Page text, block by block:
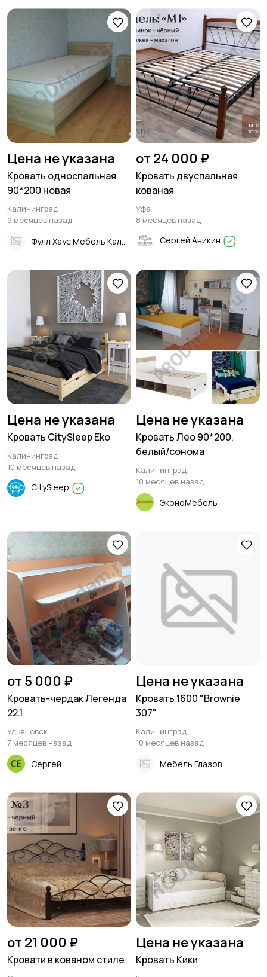
Цена не указана
Кровать односпальная
90*200 новая
Калининград
9 месяцев назад
от 24 000 ₽
Кровать двуспальная
кованая
Уфа
8 месяцев назад
Сергей Аникин
Цена не указана
Кровать CitySleep Eko
Калининград
10 месяцев назад
CitySleep
Цена не указана
Кровать Лео 90*200,
белый/сонома
Калининград
10 месяцев назад
ЭконоМебель
от 5 000 ₽
Кровать-чердак Легенда
22.1
Ульяновск
7 месяцев назад
Сергей
Цена не указана
Кровать 1600 "Brownie
307"
Калининград
10 месяцев назад
Мебель Глазов
от 21 000 ₽
Кровати в кованом стиле
Цена не указана
Кровать Кики